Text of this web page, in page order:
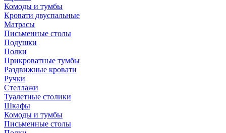
Комоды и тумбы
Кровати двуспальные
Матрасы
Письменные столы
Подушки
Полки
Прикроватные тумбы
Раздвижные кровати
Ручки
Стеллажи
Туалетные столики
Шкафы
Комоды и тумбы
Письменные столы